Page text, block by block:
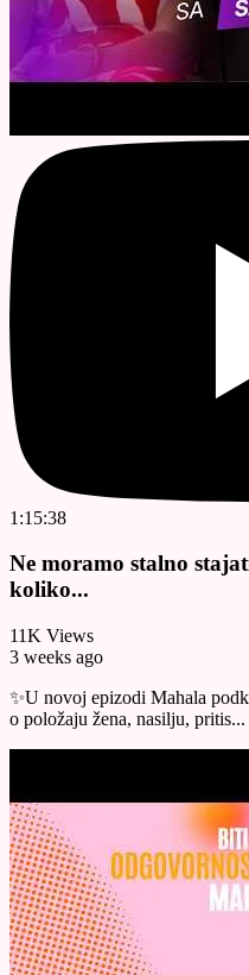
1:15:38
Ne moramo stalno
koliko...
11K Views
3 weeks ago
✨U novoj epizodi Mahala
o položaju žena, nasilju, pritis...